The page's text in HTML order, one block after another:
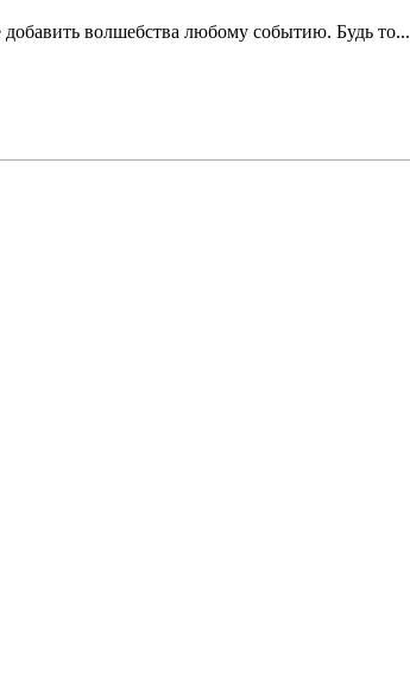
волшебства любому событию. Будь то...